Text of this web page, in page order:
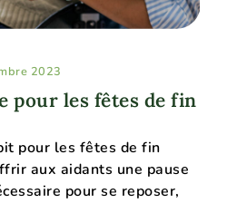
2023
pour les fêtes de fin
pour les fêtes de fin
aux aidants une pause
pour se reposer,